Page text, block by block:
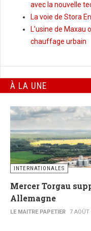
avec la nouvelle
La voie de Stora
L’usine de Maxau
chauffage urbain
À LA UNE
INTERNATIONALES
Mercer Torgau
Allemagne
LE MAITRE PAPETIER 7 AOÛT